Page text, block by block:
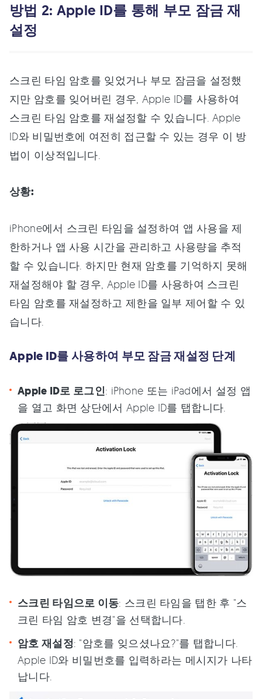
방법 2: Apple ID를 통해 부모 잠금 재
설정
스크린 타임 암호를 잊었거나 부모 잠금을 설정했
지만 암호를 잊어버린 경우, Apple ID를 사용하여
스크린 타임 암호를 재설정할 수 있습니다. Apple
ID와 비밀번호에 여전히 접근할 수 있는 경우 이 방
법이 이상적입니다.
상황:
iPhone에서 스크린 타임을 설정하여 앱 사용을 제
한하거나 앱 사용 시간을 관리하고 사용량을 추적
할 수 있습니다. 하지만 현재 암호를 기억하지 못해
재설정해야 할 경우, Apple ID를 사용하여 스크린
타임 암호를 재설정하고 제한을 일부 제어할 수 있
습니다.
Apple ID를 사용하여 부모 잠금 재설정 단계
Apple ID로 로그인: iPhone 또는 iPad에서 설정 앱
을 열고 화면 상단에서 Apple ID를 탭합니다.
스크린 타임으로 이동: 스크린 타임을 탭한 후 "스
크린 타임 암호 변경"을 선택합니다.
암호 재설정: "암호를 잊으셨나요?"를 탭합니다.
Apple ID와 비밀번호를 입력하라는 메시지가 나타
납니다.